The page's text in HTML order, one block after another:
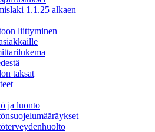
1.1.25 alkaen
liittyminen
taksat
ja luonto